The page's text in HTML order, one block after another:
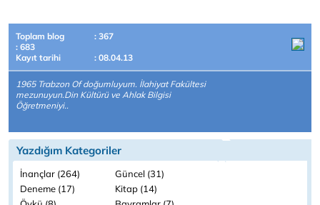
Toplam blog
: 367
: 683
Kayıt tarihi
: 08.04.13
1965 Trabzon Of doğumluyum. İlahiyat Fakültesi
mezunuyun.Din Kültürü ve Ahlak Bilgisi
Öğretmeniyi..
Yazdığım Kategoriler
İnançlar (264)
Güncel (31)
Deneme (17)
Kitap (14)